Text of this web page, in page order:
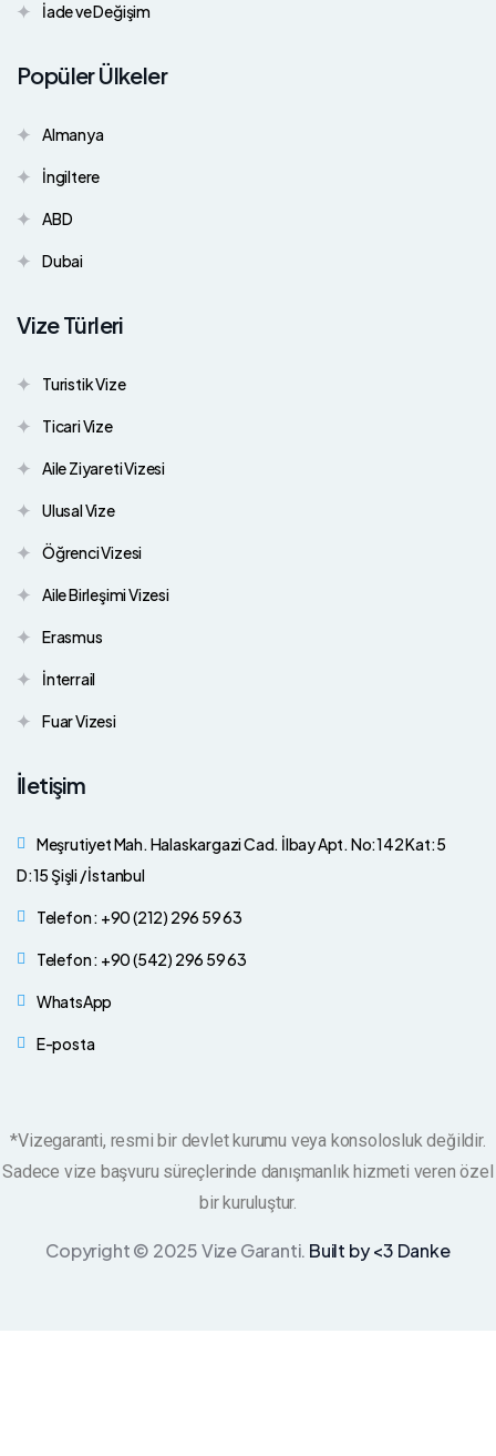
İade ve Değişim
Popüler Ülkeler
Almanya
İngiltere
ABD
Dubai
Vize Türleri
Turistik Vize
Ticari Vize
Aile Ziyareti Vizesi
Ulusal Vize
Öğrenci Vizesi
Aile Birleşimi Vizesi
Erasmus
İnterrail
Fuar Vizesi
İletişim
Meşrutiyet Mah. Halaskargazi Cad. İlbay Apt. No:142 Kat:5
D:15 Şişli / İstanbul
Telefon : +90 (212) 296 59 63
Telefon : +90 (542) 296 59 63
WhatsApp
E-posta
*Vizegaranti, resmi bir devlet kurumu veya konsolosluk değildir.
Sadece vize başvuru süreçlerinde danışmanlık hizmeti veren özel
bir kuruluştur.
Copyright © 2025 Vize Garanti. Built by <3 Danke